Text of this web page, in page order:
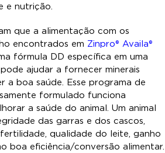
e nutrição.
que a alimentação com os
encontrados em Zinpro® Availa®
fórmula DD específica em uma
ajudar a fornecer minerais
a boa saúde. Esse programa de
formulado funciona
a saúde do animal. Um animal
das garras e dos cascos,
qualidade do leite, ganho
boa eficiência/conversão alimentar.